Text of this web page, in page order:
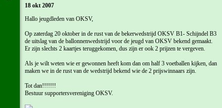
18 okt 2007
Hallo jeugdleden van OKSV,
Op zaterdag 20 oktober in de rust van de bekerwedstrijd OKSV B1- Schijndel B3
de uitslag van de ballonnenwedstrijd voor de jeugd van OKSV bekend gemaakt.
Er zijn slechts 2 kaartjes teruggekomen, dus zijn er ook 2 prijzen te vergeven.
Als je wilt weten wie er gewonnen heeft kom dan om half 3 voetballen kijken, dan
maken we in de rust van de wedstrijd bekend wie de 2 prijswinnaars zijn.
Tot dan!!!!!!!
Bestuur supportersvereniging OKSV.